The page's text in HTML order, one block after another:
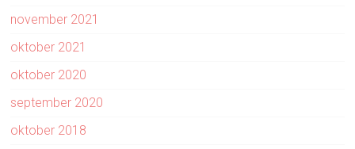
november 2021
oktober 2021
oktober 2020
september 2020
oktober 2018